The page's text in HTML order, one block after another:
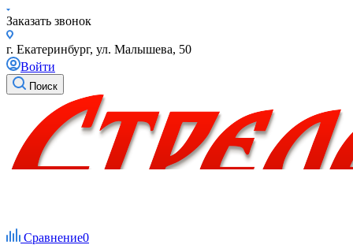
Заказать звонок
г. Екатеринбург, ул. Малышева, 50
Войти
Поиск
Сравнение0